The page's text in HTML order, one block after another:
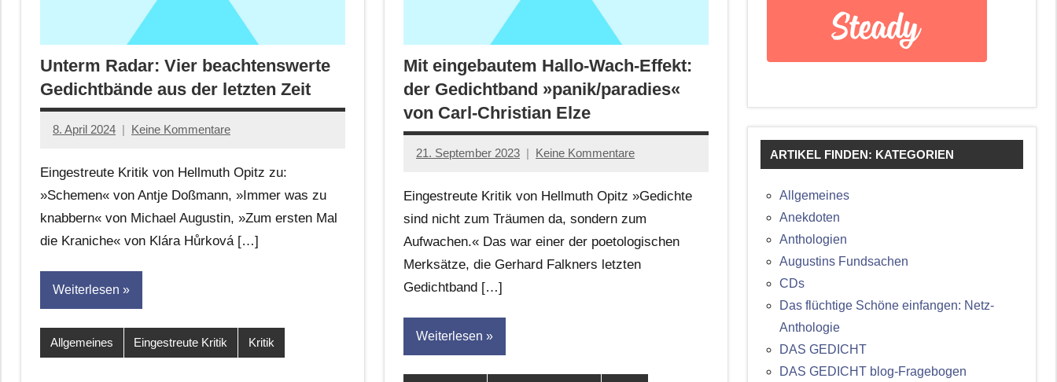
Unterm Radar: Vier beachtenswerte
Gedichtbände aus der letzten Zeit
8. April 2024
Jan-
Hornauer
für
dasgedichtblog
Keine Kommentare
Eingestreute Kritik von Hellmuth Opitz zu:
»Schemen« von Antje Doßmann, »Immer was zu
knabbern« von Michael Augustin, »Zum ersten Mal
die Kraniche« von Klára Hůrková […]
Weiterlesen
Allgemeines Eingestreute Kritik Kritik
Mit eingebautem Hallo-Wach-Effekt:
der Gedichtband »panik/paradies«
von Carl-Christian Elze
21. September 2023
Jan-
Hornauer
für
dasgedichtblog
Keine Kommentare
Eingestreute Kritik von Hellmuth Opitz »Gedichte
sind nicht zum Träumen da, sondern zum
Aufwachen.« Das war einer der poetologischen
Merksätze, die Gerhard Falkners letzten
Gedichtband […]
Weiterlesen
ARTIKEL FINDEN: KATEGORIEN
Allgemeines
Anekdoten
Anthologien
Augustins Fundsachen
CDs
Das flüchtige Schöne einfangen: Netz-
Anthologie
DAS GEDICHT
DAS GEDICHT blog-Fragebogen